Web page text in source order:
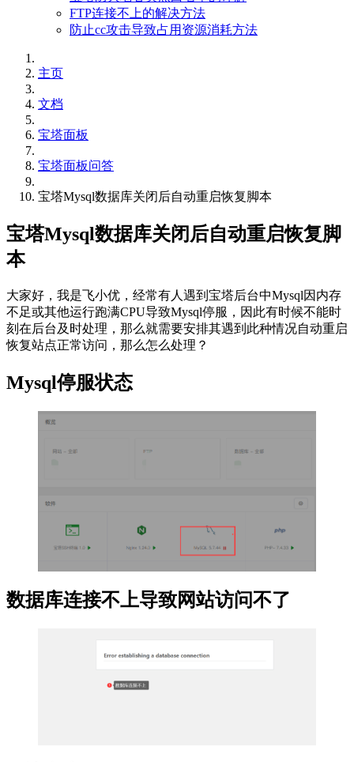
FTP连接不上的解决方法
防止cc攻击导致占用资源消耗方法
主页
文档
宝塔面板
宝塔面板问答
宝塔Mysql数据库关闭后自动重启恢复脚本
宝塔Mysql数据库关闭后自动重启恢复脚
本
大家好，我是飞小优，经常有人遇到宝塔后台中Mysql因内存
不足或其他运行跑满CPU导致Mysql停服，因此有时候不能时
刻在后台及时处理，那么就需要安排其遇到此种情况自动重启
恢复站点正常访问，那么怎么处理？
Mysql停服状态
数据库连接不上导致网站访问不了